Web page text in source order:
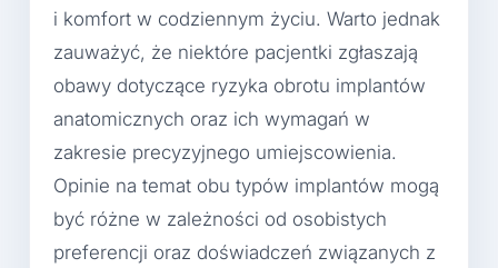
i komfort w codziennym życiu. Warto jednak
zauważyć, że niektóre pacjentki zgłaszają
obawy dotyczące ryzyka obrotu implantów
anatomicznych oraz ich wymagań w
zakresie precyzyjnego umiejscowienia.
Opinie na temat obu typów implantów mogą
być różne w zależności od osobistych
preferencji oraz doświadczeń związanych z